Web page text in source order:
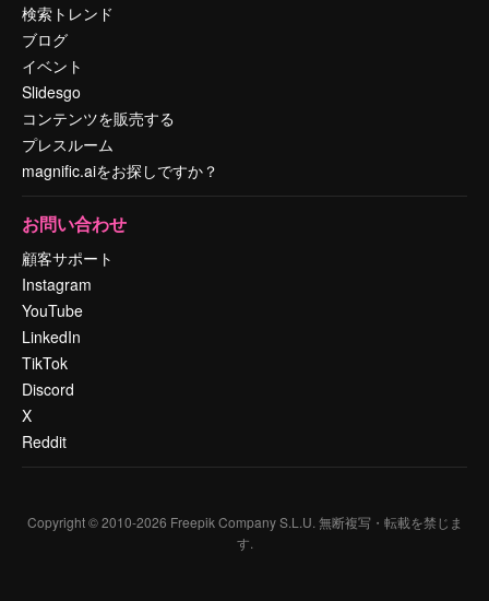
検索トレンド
ブログ
イベント
Slidesgo
コンテンツを販売する
プレスルーム
magnific.aiをお探しですか？
お問い合わせ
顧客サポート
Instagram
YouTube
LinkedIn
TikTok
Discord
X
Reddit
Copyright © 2010-2026 Freepik Company S.L.U. 無断複写・転載を禁じま
す.